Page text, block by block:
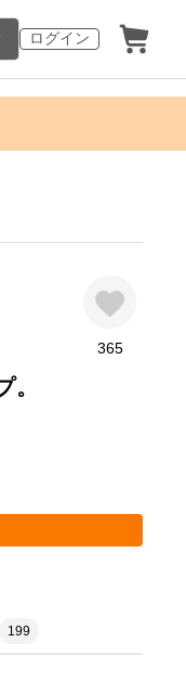
ログイン
。
365
199